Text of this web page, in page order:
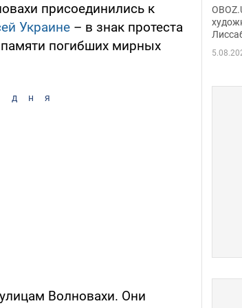
присоединились к
Украине – в знак протеста
погибших мирных
дня
Волновахи. Они
сына